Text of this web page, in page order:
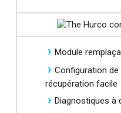
Module
Configuration
récupération facile
Diagnostiques à